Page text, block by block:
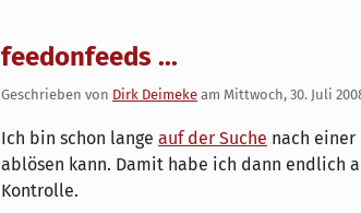
feedonfeeds ...
Geschrieben von Dirk Deimeke am Mittwoch, 30. Juli
Ich bin schon lange auf der Suche nach einer
ablösen kann. Damit habe ich dann endlich
Kontrolle.